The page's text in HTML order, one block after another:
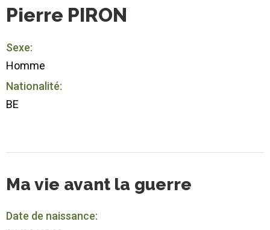
Pierre PIRON
Sexe:
Homme
Nationalité:
BE
Ma vie avant la guerre
Date de naissance: